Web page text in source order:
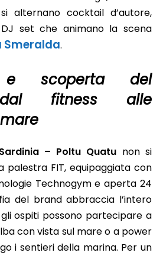
alternano cocktail d’autore,
set che animano la scena
Smeralda.
e scoperta del
fitness alle
– Poltu Quatu non si
palestra FIT, equipaggiata con
Technogym e aperta 24
del brand abbraccia l’intero
ospiti possono partecipare a
con vista sul mare o a power
i sentieri della marina. Per un